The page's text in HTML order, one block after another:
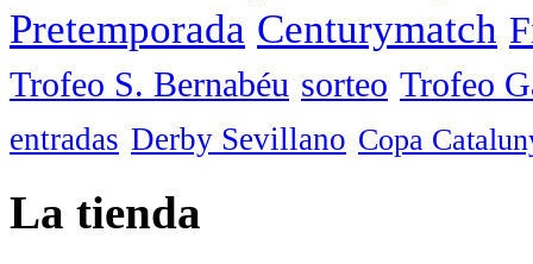
Pretemporada Centurymatch
Trofeo S. Bernabéu sorteo Trofeo
entradas Derby Sevillano Copa
La tienda